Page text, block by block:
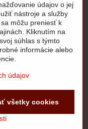
osobných údajov
údajov o jej
nástroje a služby
môžu preniesť k
Kliknutím na
súhlas s týmto
informácie alebo
údajov
všetky cookies